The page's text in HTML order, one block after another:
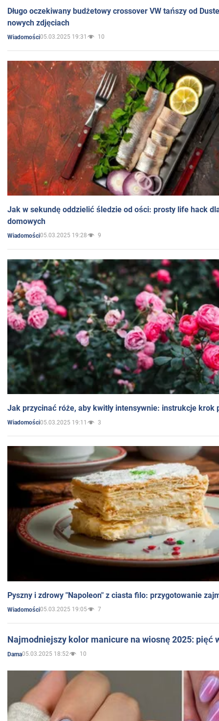
Długo oczekiwany budżetowy crossover VW tańszy od
nowych zdjęciach
Wiadomości05.03.2025 19:31 10
Jak w sekundę oddzielić śledzie od ości: prosty life hack
domowych
Wiadomości05.03.2025 19:28 9
Jak przycinać róże, aby kwitły intensywnie: instrukcje krok
Wiadomości05.03.2025 19:11 3
Pyszny i zdrowy "Napoleon" z ciasta filo: przygotowanie
Wiadomości05.03.2025 19:05 7
Najmodniejszy kolor manicure na wiosnę 2025: pięć
Dama05.03.2025 18:52 10